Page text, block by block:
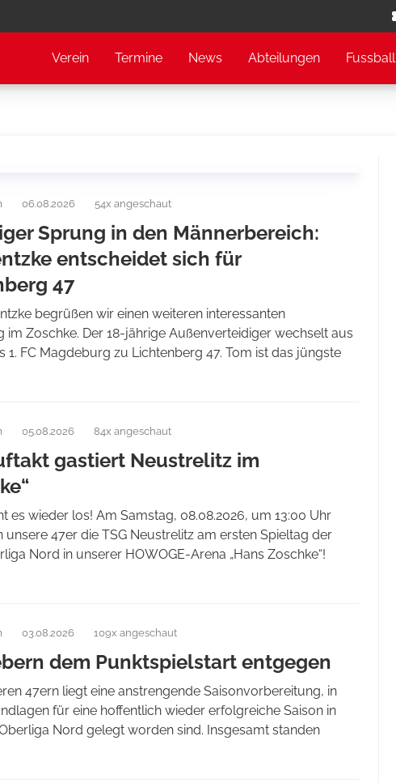
Verein Termine News Abteilungen Fussball
06.08.2026 54x angeschaut
Sprung in den Männerbereich:
entscheidet sich für
47
begrüßen wir einen weiteren interessanten
im Zoschke. Der 18-jährige Außenverteidiger wechselt aus
1. FC Magdeburg zu Lichtenberg 47. Tom ist das jüngste
05.08.2026 84x angeschaut
gastiert Neustrelitz im
es wieder los! Am Samstag, 08.08.2026, um 13:00 Uhr
unsere 47er die TSG Neustrelitz am ersten Spieltag der
Nord in unserer HOWOGE-Arena „Hans Zoschke“!
03.08.2026 109x angeschaut
dem Punktspielstart entgegen
47ern liegt eine anstrengende Saisonvorbereitung, in
für eine hoffentlich wieder erfolgreiche Saison in
Nord gelegt worden sind. Insgesamt standen